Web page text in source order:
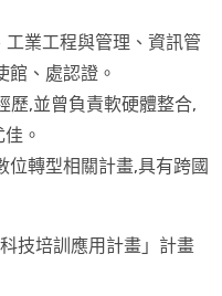
工業工程與管理、資訊管
館、處認證。
歷,並曾負責軟硬體整合,
。
位轉型相關計畫,具有跨國
技培訓應用計畫」計畫